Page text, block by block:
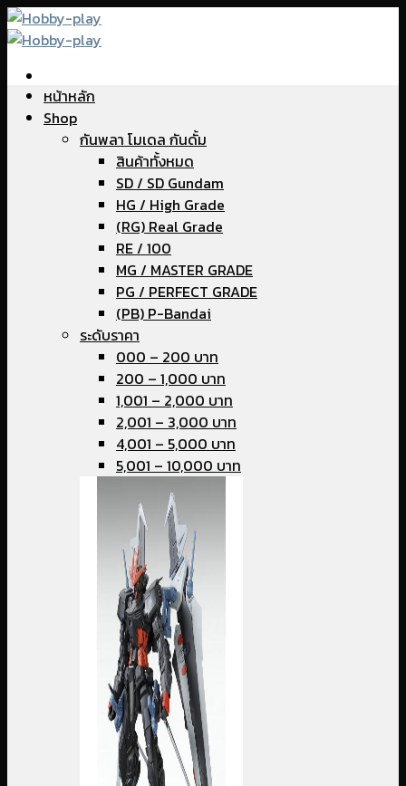
Skip
to
หน้าหลัก
Shop
กันพลา โมเดล กันดั้ม
สินค้าทั้งหมด
SD / SD Gundam
HG / High Grade
(RG) Real Grade
RE / 100
MG / MASTER GRADE
PG / PERFECT GRADE
(PB) P-Bandai
ระดับราคา
000 – 200 บาท
200 – 1,000 บาท
1,001 – 2,000 บาท
2,001 – 3,000 บาท
4,001 – 5,000 บาท
5,001 – 10,000 บาท